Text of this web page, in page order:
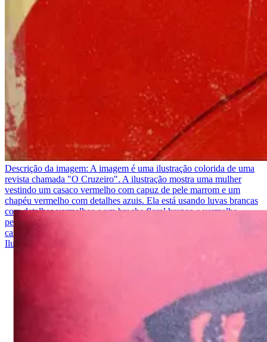
Descrição da imagem: A imagem é uma ilustração colorida de uma
revista chamada "O Cruzeiro". A ilustração mostra uma mulher
vestindo um casaco vermelho com capuz de pele marrom e um
chapéu vermelho com detalhes azuis. Ela está usando luvas brancas
com detalhes vermelhos e um broche floral branco e vermelho
pendurado no pescoço. O fundo da imagem é amarelo claro. No
canto superior esquerdo, há o texto "O Cruzeiro Revista Semanal
Ilustrada" escrito em verde e vermelho.